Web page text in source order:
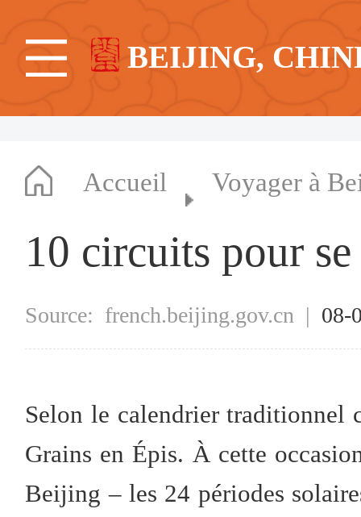
BEIJING,
Accueil Voyager à
10 circuits pour
Source: french.beijing.gov.cn | 08-
Selon le calendrier traditionnel
Grains en Épis. À cette
Beijing – les 24 périodes